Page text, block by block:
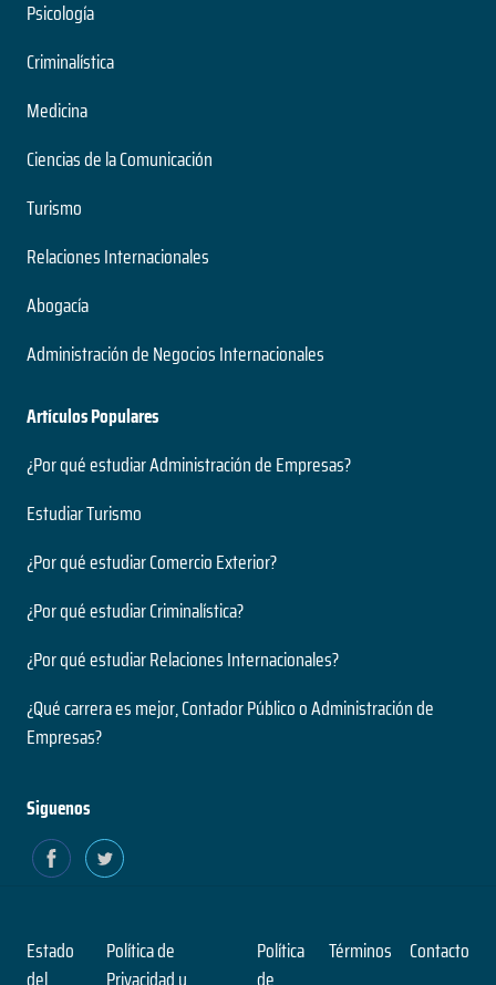
Psicología
Criminalística
Medicina
Ciencias de la Comunicación
Turismo
Relaciones Internacionales
Abogacía
Administración de Negocios Internacionales
Artículos Populares
¿Por qué estudiar Administración de Empresas?
Estudiar Turismo
¿Por qué estudiar Comercio Exterior?
¿Por qué estudiar Criminalística?
¿Por qué estudiar Relaciones Internacionales?
¿Qué carrera es mejor, Contador Público o Administración de
Empresas?
Siguenos
Estado
Política de
Política
Términos Contacto